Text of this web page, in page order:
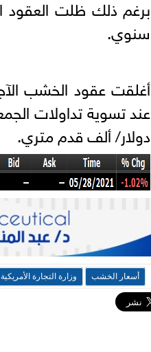
سنوي.
أغلقت عقود الخشب
دولار/ ألف قدم متري.
أسعار الخشب وزارة التجارة الأمريكية